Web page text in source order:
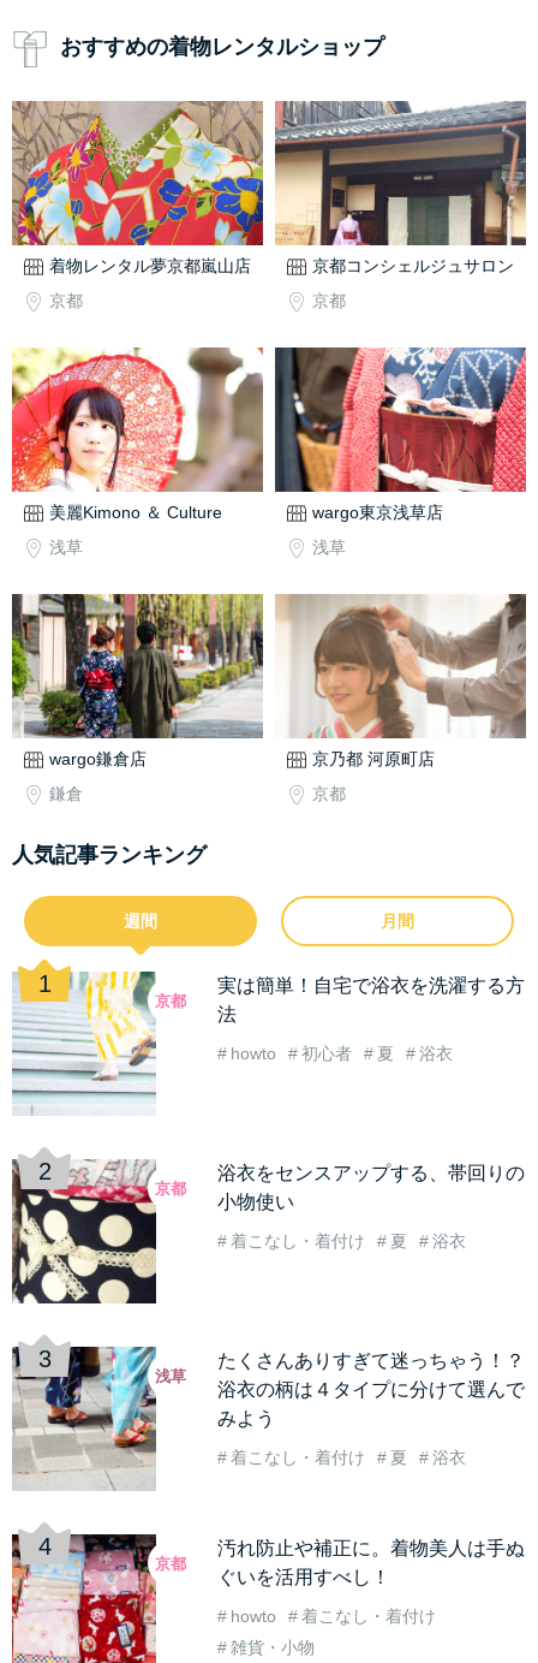
おすすめの着物レンタルショップ
着物レンタル夢京都嵐山店
京都
京都コンシェルジュサロン
京都
美麗Kimono ＆ Culture
浅草
wargo東京浅草店
浅草
wargo鎌倉店
鎌倉
京乃都 河原町店
京都
人気記事ランキング
週間 月間
実は簡単！自宅で浴衣を洗濯する方
法
howto 初心者 夏 浴衣
京都
浴衣をセンスアップする、帯回りの
小物使い
着こなし・着付け 夏 浴衣
京都
たくさんありすぎて迷っちゃう！？
浴衣の柄は４タイプに分けて選んで
みよう
着こなし・着付け 夏 浴衣
浅草
汚れ防止や補正に。着物美人は手ぬ
ぐいを活用すべし！
howto
着こなし・着付け
雑貨・小物
京都